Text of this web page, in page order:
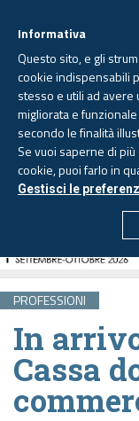
Sabato,
PROFESSIONI
In
Cassa
Informativa
Questo sito, e gli
cookie indispensabili
stesso e utili ad
migliorata e
secondo le finalità
Se vuoi saperne di
cookie, puoi farlo in
Gestisci le